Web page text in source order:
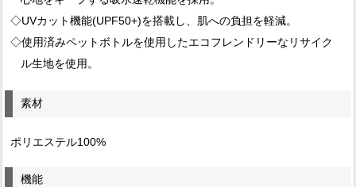
◇UVカット機能(UPF50+)を搭載し、肌への負担を軽減。
◇使用済みペットボトルを使用したエコフレンドリーなリサイク
ル生地を使用。
素材
ポリエステル100%
機能